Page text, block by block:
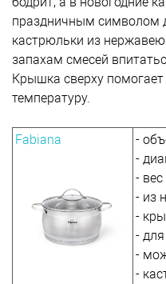
праздничным символом
кастрюльки из
запахам смесей
Крышка сверху помогает
температуру.
Fabiana
-
-
- вес
- из
-
-
-
-